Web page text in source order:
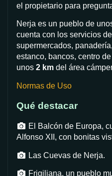
el propietario para
Nerja es un pueblo de
cuenta con los servicios
supermercados,
estanco, bancos, centro
unos 2 km del área
Normas de Uso
Qué destacar
El Balcón de Europa,
Alfonso XII, con bonitas
Las Cuevas de Nerja.
Frigiliana, un pueblo